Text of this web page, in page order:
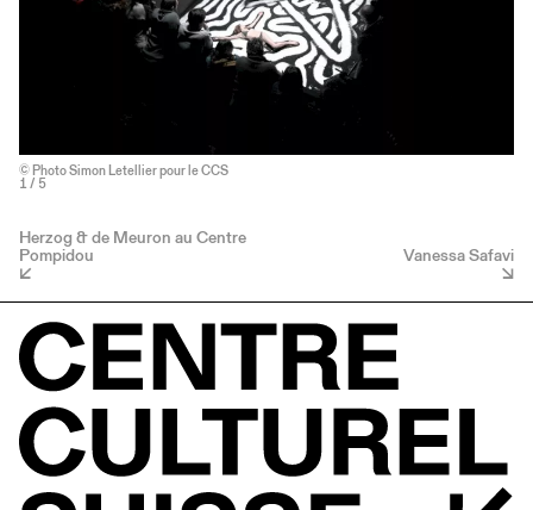
© Photo Simon Letellier pour le CCS
1 / 5
Herzog & de Meuron au Centre
Pompidou Vanessa Safavi